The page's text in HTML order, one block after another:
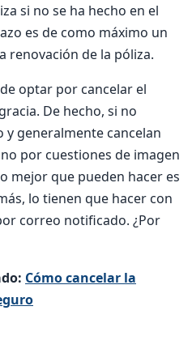
si no se ha hecho en el
es de como máximo un
renovación de la póliza.
optar por cancelar el
De hecho, si no
generalmente cancelan
por cuestiones de imagen
mejor que pueden hacer es
lo tienen que hacer con
correo notificado. ¿Por
Cómo cancelar la